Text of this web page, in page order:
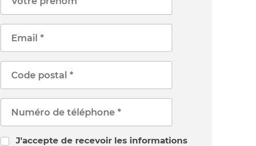
J'accepte de recevoir les informations